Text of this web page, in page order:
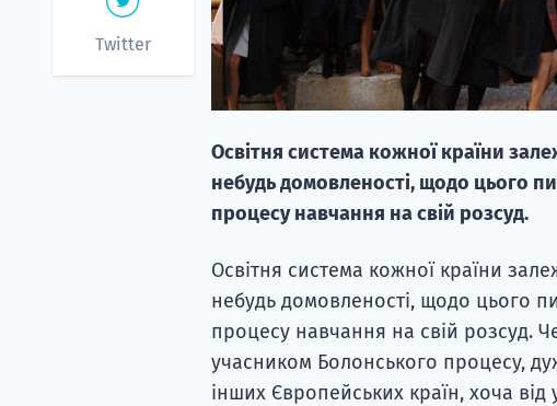
Twitter
Освітня система кожної країни
небудь домовленості, щодо цього
процесу навчання на свій розсуд.
Освітня система кожної країни
небудь домовленості, щодо цього
процесу навчання на свій розсуд.
учасником Болонського процесу,
інших Європейських країн, хоча від